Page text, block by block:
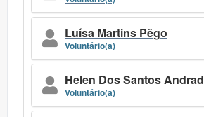
Luísa Martins Pêgo
Voluntário(a)
Helen Dos Santos
Voluntário(a)